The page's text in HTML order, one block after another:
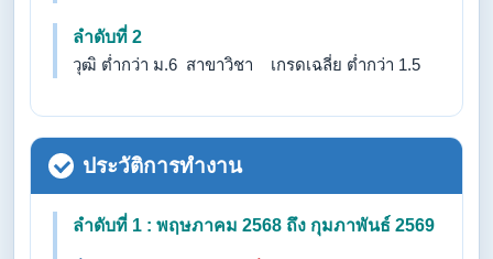
ลำดับที่ 2
วุฒิ ต่ำกว่า ม.6 สาขาวิชา เกรดเฉลี่ย ต่ำกว่า 1.5
ประวัติการทำงาน
ลำดับที่ 1 : พฤษภาคม 2568 ถึง กุมภาพันธ์ 2569